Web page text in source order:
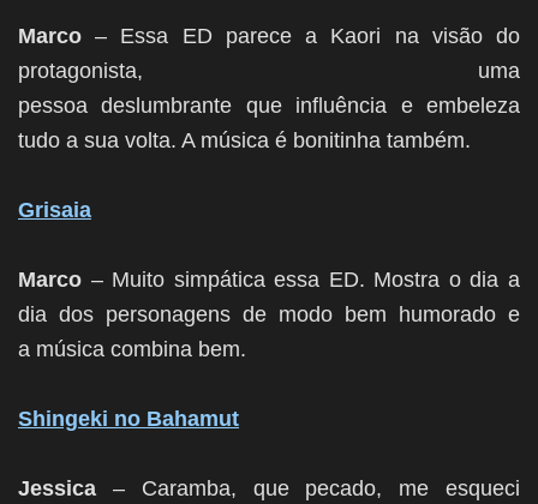
Marco– Essa ED parece a Kaori na visão do
protagonista, uma
pessoa deslumbrante que influência e embeleza
tudo a sua volta. A música é bonitinha também.
Grisaia
Marco – Muito simpática essa ED. Mostra o dia a
dia dos personagens de modo bem humorado e
a música combina bem.
Shingeki no Bahamut
Jessica – Caramba, que pecado, me esqueci